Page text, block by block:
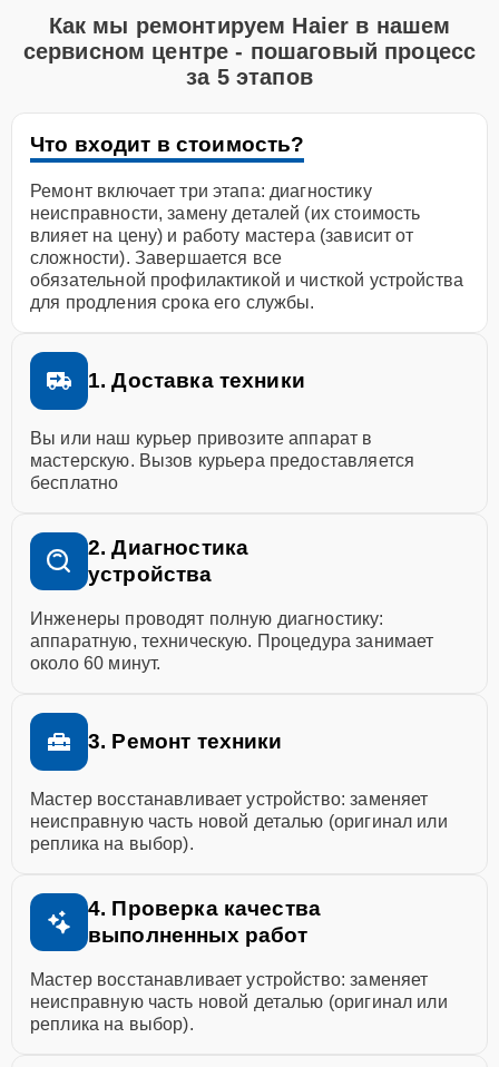
Как мы ремонтируем Haier в нашем
сервисном центре - пошаговый процесс
за 5 этапов
Что входит в стоимость?
Ремонт включает три этапа: диагностику
неисправности, замену деталей (их стоимость
влияет на цену) и работу мастера (зависит от
сложности). Завершается все
обязательной профилактикой и чисткой устройства
для продления срока его службы.
1. Доставка техники
Вы или наш курьер привозите аппарат в
мастерскую. Вызов курьера предоставляется
бесплатно
2. Диагностика
устройства
Инженеры проводят полную диагностику:
аппаратную, техническую. Процедура занимает
около 60 минут.
3. Ремонт техники
Мастер восстанавливает устройство: заменяет
неисправную часть новой деталью (оригинал или
реплика на выбор).
4. Проверка качества
выполненных работ
Мастер восстанавливает устройство: заменяет
неисправную часть новой деталью (оригинал или
реплика на выбор).